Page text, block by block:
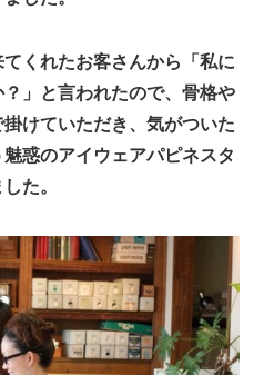
くれたお客さんから「私に
」と言われたので、骨格や
けていただき、気がついた
惑のアイウェアパピネスタ
た。